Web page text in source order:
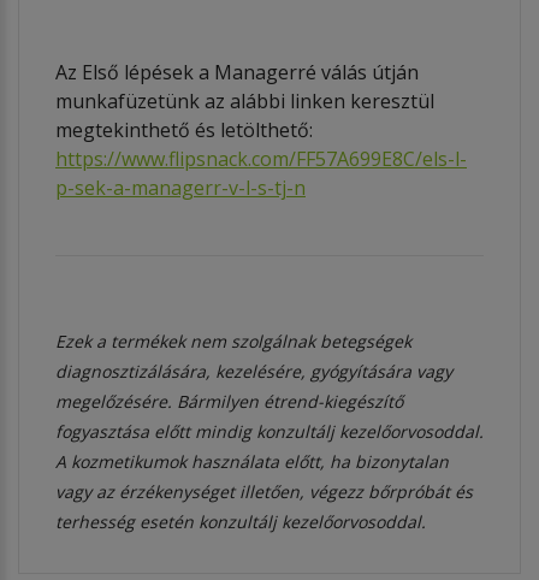
Az Első lépések a Managerré válás útján
munkafüzetünk az alábbi linken keresztül
megtekinthető és letölthető:
https://www.flipsnack.com/FF57A699E8C/els-l-
p-sek-a-managerr-v-l-s-tj-n
Ezek a termékek nem szolgálnak betegségek
diagnosztizálására, kezelésére, gyógyítására vagy
megelőzésére. Bármilyen étrend-kiegészítő
fogyasztása előtt mindig konzultálj kezelőorvosoddal.
A kozmetikumok használata előtt, ha bizonytalan
vagy az érzékenységet illetően, végezz bőrpróbát és
terhesség esetén konzultálj kezelőorvosoddal.